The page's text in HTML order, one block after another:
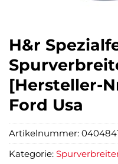
H&r
[Hersteller-
Ford Usa
Artikelnummer:
Kategorie: